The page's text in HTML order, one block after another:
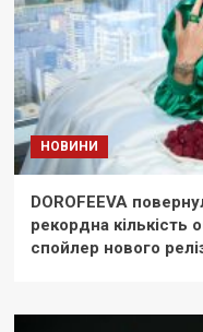
НОВИНИ
DOROFEEVA
рекордна кількість
спойлер нового